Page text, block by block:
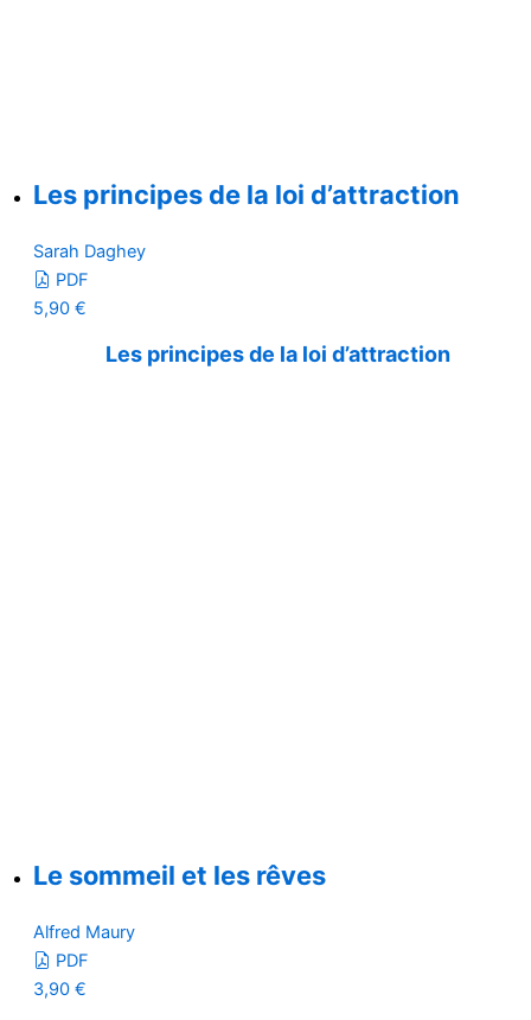
Les principes de la loi d’attraction
Sarah Daghey
PDF
5,90 €
Les principes de la loi d’attraction
Le sommeil et les rêves
Alfred Maury
PDF
3,90 €